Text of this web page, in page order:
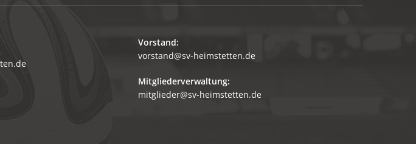
Vorstand:
vorstand@sv-heimstetten.de
Mitgliederverwaltung:
mitglieder@sv-heimstetten.de